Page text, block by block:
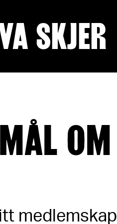
SKJER
OM
medlemskap